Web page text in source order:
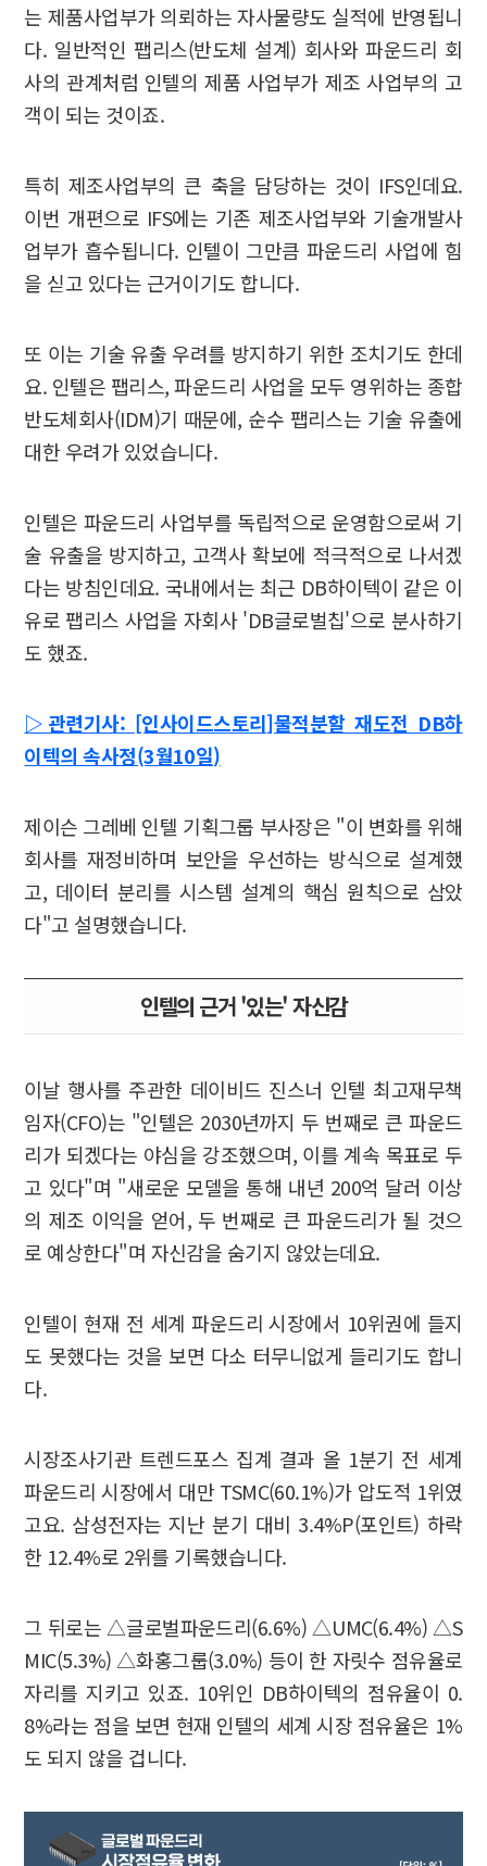
는 제품사업부가 의뢰하는 자사물량도 실적에 반영됩니
다. 일반적인 팹리스(반도체 설계) 회사와 파운드리 회
사의 관계처럼 인텔의 제품 사업부가 제조 사업부의 고
객이 되는 것이죠.
특히 제조사업부의 큰 축을 담당하는 것이 IFS인데요.
이번 개편으로 IFS에는 기존 제조사업부와 기술개발사
업부가 흡수됩니다. 인텔이 그만큼 파운드리 사업에 힘
을 싣고 있다는 근거이기도 합니다.
또 이는 기술 유출 우려를 방지하기 위한 조치기도 한데
요. 인텔은 팹리스, 파운드리 사업을 모두 영위하는 종합
반도체회사(IDM)기 때문에, 순수 팹리스는 기술 유출에
대한 우려가 있었습니다.
인텔은 파운드리 사업부를 독립적으로 운영함으로써 기
술 유출을 방지하고, 고객사 확보에 적극적으로 나서겠
다는 방침인데요. 국내에서는 최근 DB하이텍이 같은 이
유로 팹리스 사업을 자회사 'DB글로벌칩'으로 분사하기
도 했죠.
▷관련기사: [인사이드스토리]물적분할 재도전 DB하
이텍의 속사정(3월10일)
제이슨 그레베 인텔 기획그룹 부사장은 "이 변화를 위해
회사를 재정비하며 보안을 우선하는 방식으로 설계했
고, 데이터 분리를 시스템 설계의 핵심 원칙으로 삼았
다"고 설명했습니다.
인텔의 근거 '있는' 자신감
이날 행사를 주관한 데이비드 진스너 인텔 최고재무책
임자(CFO)는 "인텔은 2030년까지 두 번째로 큰 파운드
리가 되겠다는 야심을 강조했으며, 이를 계속 목표로 두
고 있다"며 "새로운 모델을 통해 내년 200억 달러 이상
의 제조 이익을 얻어, 두 번째로 큰 파운드리가 될 것으
로 예상한다"며 자신감을 숨기지 않았는데요.
인텔이 현재 전 세계 파운드리 시장에서 10위권에 들지
도 못했다는 것을 보면 다소 터무니없게 들리기도 합니
다.
시장조사기관 트렌드포스 집계 결과 올 1분기 전 세계
파운드리 시장에서 대만 TSMC(60.1%)가 압도적 1위였
고요. 삼성전자는 지난 분기 대비 3.4%P(포인트) 하락
한 12.4%로 2위를 기록했습니다.
그 뒤로는 △글로벌파운드리(6.6%) △UMC(6.4%) △S
MIC(5.3%) △화홍그룹(3.0%) 등이 한 자릿수 점유율로
자리를 지키고 있죠. 10위인 DB하이텍의 점유율이 0.
8%라는 점을 보면 현재 인텔의 세계 시장 점유율은 1%
도 되지 않을 겁니다.